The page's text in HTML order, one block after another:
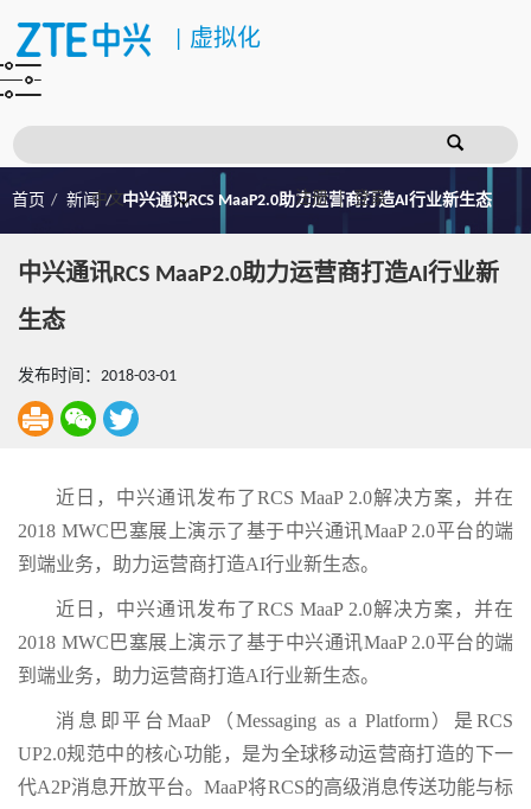
虚拟化
注册 登录
首页 新闻 中兴通讯RCS MaaP2.0助力运营商打造AI行业新生态
中兴通讯RCS MaaP2.0助力运营商打造AI行业新
生态
发布时间：2018-03-01
近日，中兴通讯发布了RCS MaaP 2.0解决方案，并在
2018 MWC巴塞展上演示了基于中兴通讯MaaP 2.0平台的端
到端业务，助力运营商打造AI行业新生态。
近日，中兴通讯发布了RCS MaaP 2.0解决方案，并在
2018 MWC巴塞展上演示了基于中兴通讯MaaP 2.0平台的端
到端业务，助力运营商打造AI行业新生态。
消息即平台MaaP（Messaging as a Platform）是RCS
UP2.0规范中的核心功能，是为全球移动运营商打造的下一
代A2P消息开放平台。MaaP将RCS的高级消息传送功能与标